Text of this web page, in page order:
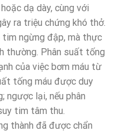
dạ dày, cùng với
ra triệu chứng khó thở.
tim ngừng đập, mà thực
thường. Phân suất tống
của việc bơm máu từ
tống máu được duy
lại, nếu phân
tim tâm thu.
thành đã được chẩn